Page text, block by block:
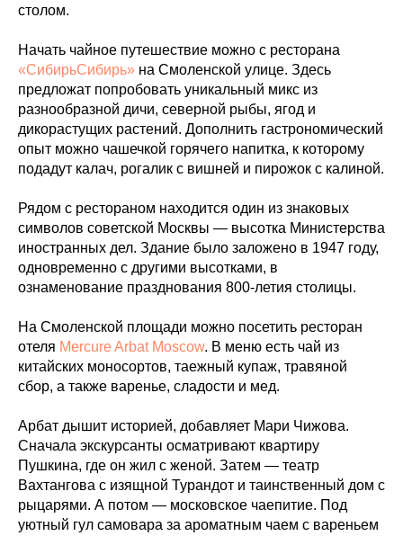
столом.
Начать чайное путешествие можно с ресторана
«СибирьСибирь» на Смоленской улице. Здесь
предложат попробовать уникальный микс из
разнообразной дичи, северной рыбы, ягод и
дикорастущих растений. Дополнить гастрономический
опыт можно чашечкой горячего напитка, к которому
подадут калач, рогалик с вишней и пирожок с калиной.
Рядом с рестораном находится один из знаковых
символов советской Москвы — высотка Министерства
иностранных дел. Здание было заложено в 1947 году,
одновременно с другими высотками, в
ознаменование празднования 800-летия столицы.
На Смоленской площади можно посетить ресторан
отеля Mercure Arbat Moscow. В меню есть чай из
китайских моносортов, таежный купаж, травяной
сбор, а также варенье, сладости и мед.
Арбат дышит историей, добавляет Мари Чижова.
Сначала экскурсанты осматривают квартиру
Пушкина, где он жил с женой. Затем — театр
Вахтангова с изящной Турандот и таинственный дом с
рыцарями. А потом — московское чаепитие. Под
уютный гул самовара за ароматным чаем с вареньем